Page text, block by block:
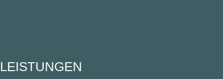
LEISTUNGEN